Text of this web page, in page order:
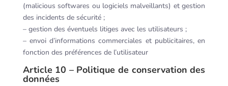
(malicious softwares ou logiciels malveillants) et gestion
des incidents de sécurité ;
– gestion des éventuels litiges avec les utilisateurs ;
– envoi d’informations commerciales et publicitaires, en
fonction des préférences de l’utilisateur
Article 10 – Politique de conservation des
données